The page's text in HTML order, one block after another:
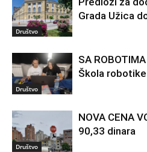
Društvo
Grada Užica
Društvo
SA
Škola robotike
Društvo
NOVA CENA
90,33 dinara